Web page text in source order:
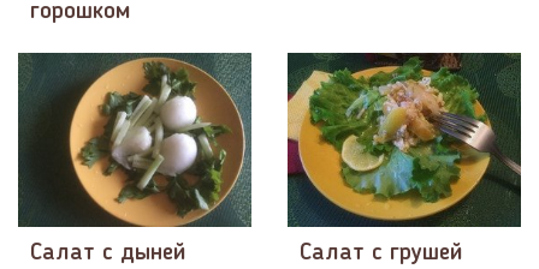
горошком
Салат с дыней Салат с грушей